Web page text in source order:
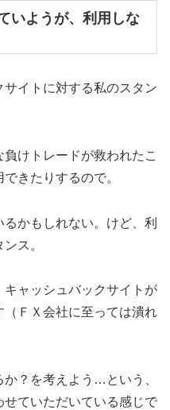
いようが、利用しな
イトに対する私のスタン
けトレードが救われたこ
きたりするので。
かもしれない。けど、利
ス。
ャッシュバックサイトが
ＦＸ会社に至っては潰れ
？を考えよう…という、
ていただいている感じで